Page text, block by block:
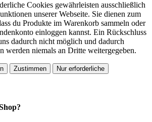
Cookies gewährleisten ausschließlich
unserer Webseite. Sie dienen zum
du Produkte im Warenkorb sammeln oder
einloggen kannst. Ein Rückschluss
dadurch nicht möglich und dadurch
werden niemals an Dritte weitergegeben.
Zustimmen Nur erforderliche